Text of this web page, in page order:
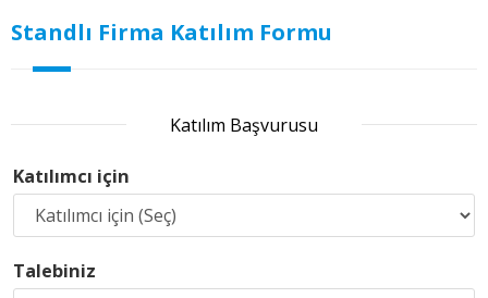
Standlı Firma Katılım Formu
Katılım Başvurusu
Katılımcı için
Talebiniz